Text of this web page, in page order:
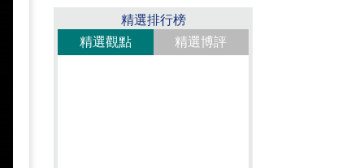
精選排行榜
精選觀點
精選博評